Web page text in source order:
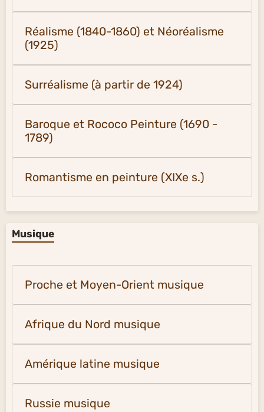
Réalisme (1840-1860) et Néoréalisme
(1925)
Surréalisme (à partir de 1924)
Baroque et Rococo Peinture (1690 -
1789)
Romantisme en peinture (XIXe s.)
Musique
Proche et Moyen-Orient musique
Afrique du Nord musique
Amérique latine musique
Russie musique